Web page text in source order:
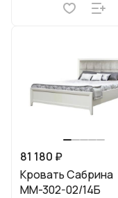
81 180 ₽
Кровать Сабрина
ММ-302-02/14Б